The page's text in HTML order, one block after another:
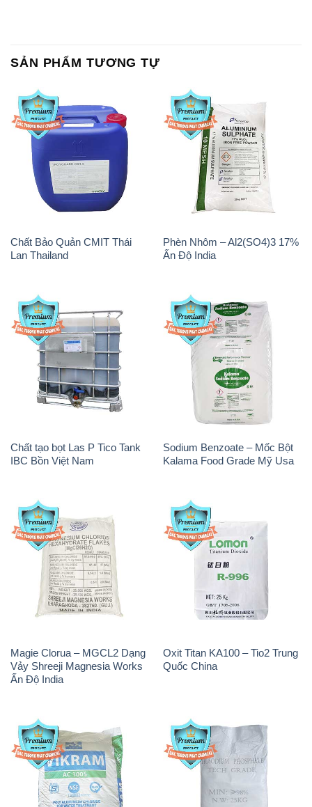
SẢN PHẨM TƯƠNG TỰ
Chất Bảo Quản CMIT Thái
Lan Thailand
Phèn Nhôm – Al2(SO4)3 17%
Ấn Độ India
Chất tạo bọt Las P Tico Tank
IBC Bồn Việt Nam
Sodium Benzoate – Mốc Bột
Kalama Food Grade Mỹ Usa
Magie Clorua – MGCL2 Dạng
Vảy Shreeji Magnesia Works
Ấn Độ India
Oxit Titan KA100 – Tio2 Trung
Quốc China